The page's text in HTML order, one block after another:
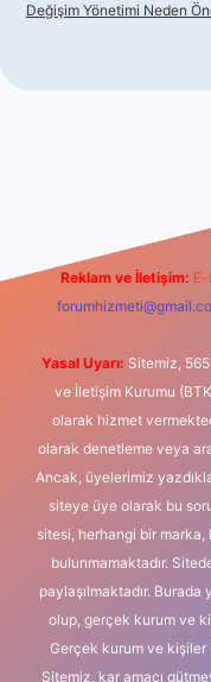
Değişim Yönetimi Neden
Reklam ve İletişim:
Yasal Uyarı: Sitemiz,
ve İletişim Kurumu
olarak hizmet
olarak denetleme veya
Ancak, üyelerimiz
siteye üye olarak bu
sitesi, herhangi bir marka,
bulunmamaktadır.
paylaşılmaktadır.
olup, gerçek kurum ve
Gerçek kurum ve
Sitemiz, kar amacı